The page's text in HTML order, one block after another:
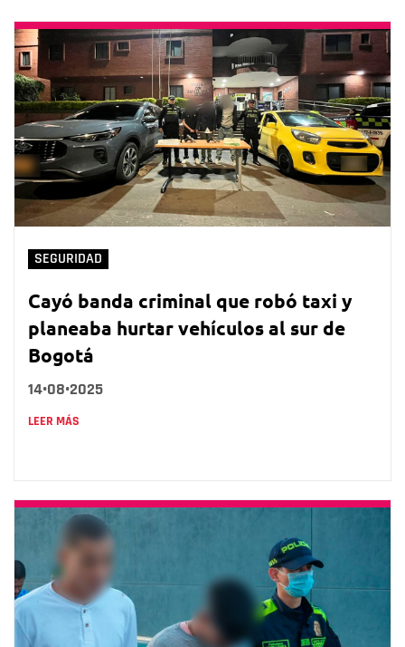
SEGURIDAD
Cayó banda criminal que robó taxi y
planeaba hurtar vehículos al sur de
Bogotá
14•08•2025
LEER MÁS